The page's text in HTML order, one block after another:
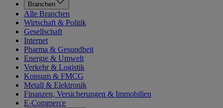
Branchen
Alle Branchen
Wirtschaft & Politik
Gesellschaft
Internet
Pharma & Gesundheit
Energie & Umwelt
Verkehr & Logistik
Konsum & FMCG
Metall & Elektronik
Finanzen, Versicherungen & Immobilien
E-Commerce